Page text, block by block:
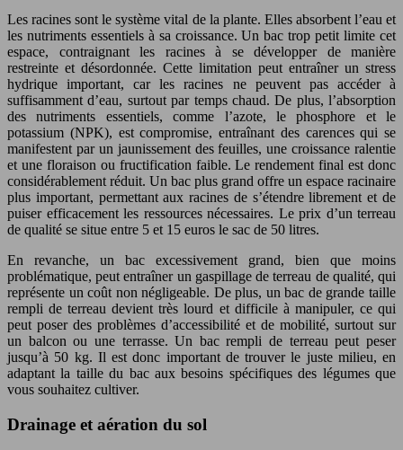
Les racines sont le système vital de la plante. Elles absorbent l’eau et
les nutriments essentiels à sa croissance. Un bac trop petit limite cet
espace, contraignant les racines à se développer de manière
restreinte et désordonnée. Cette limitation peut entraîner un stress
hydrique important, car les racines ne peuvent pas accéder à
suffisamment d’eau, surtout par temps chaud. De plus, l’absorption
des nutriments essentiels, comme l’azote, le phosphore et le
potassium (NPK), est compromise, entraînant des carences qui se
manifestent par un jaunissement des feuilles, une croissance ralentie
et une floraison ou fructification faible. Le rendement final est donc
considérablement réduit. Un bac plus grand offre un espace racinaire
plus important, permettant aux racines de s’étendre librement et de
puiser efficacement les ressources nécessaires. Le prix d’un terreau
de qualité se situe entre 5 et 15 euros le sac de 50 litres.
En revanche, un bac excessivement grand, bien que moins
problématique, peut entraîner un gaspillage de terreau de qualité, qui
représente un coût non négligeable. De plus, un bac de grande taille
rempli de terreau devient très lourd et difficile à manipuler, ce qui
peut poser des problèmes d’accessibilité et de mobilité, surtout sur
un balcon ou une terrasse. Un bac rempli de terreau peut peser
jusqu’à 50 kg. Il est donc important de trouver le juste milieu, en
adaptant la taille du bac aux besoins spécifiques des légumes que
vous souhaitez cultiver.
Drainage et aération du sol